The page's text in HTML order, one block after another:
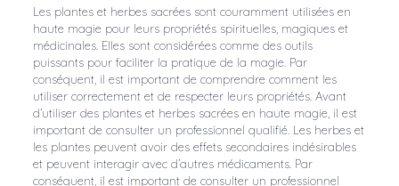
Les plantes et herbes sacrées sont couramment utilisées en
haute magie pour leurs propriétés spirituelles, magiques et
médicinales. Elles sont considérées comme des outils
puissants pour faciliter la pratique de la magie. Par
conséquent, il est important de comprendre comment les
utiliser correctement et de respecter leurs propriétés. Avant
d’utiliser des plantes et herbes sacrées en haute magie, il est
important de consulter un professionnel qualifié. Les herbes et
les plantes peuvent avoir des effets secondaires indésirables
et peuvent interagir avec d’autres médicaments. Par
conséquent, il est important de consulter un professionnel